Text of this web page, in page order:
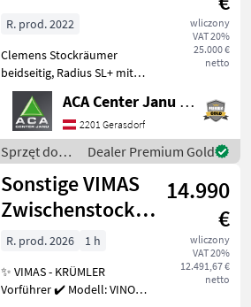
wliczony
VAT 20%
25.000 €
netto
R. prod. 2022
Clemens Stockräumer
beidseitig, Radius SL+ mit
Zinkenkreisel, SB 2
Geräteträger, Aushub
hydraulisch Links und
Rechts, Arbeitsbreite 2400 -
3400 mm, inkl. Ventilblock
ACA Center Janu GmbH
2201 Gerasdorf
Sprzęt do
uprawy
winorośli /
Clemens
Dealer Premium Gold
Sonstige VIMAS
Zwischenstock-
KRÜMLER
14.990
€
wliczony
VAT 20%
12.491,67 €
netto
R. prod. 2026
1 h
✨ VIMAS - KRÜMLER
Vorführer ✔️ Modell: VINO -